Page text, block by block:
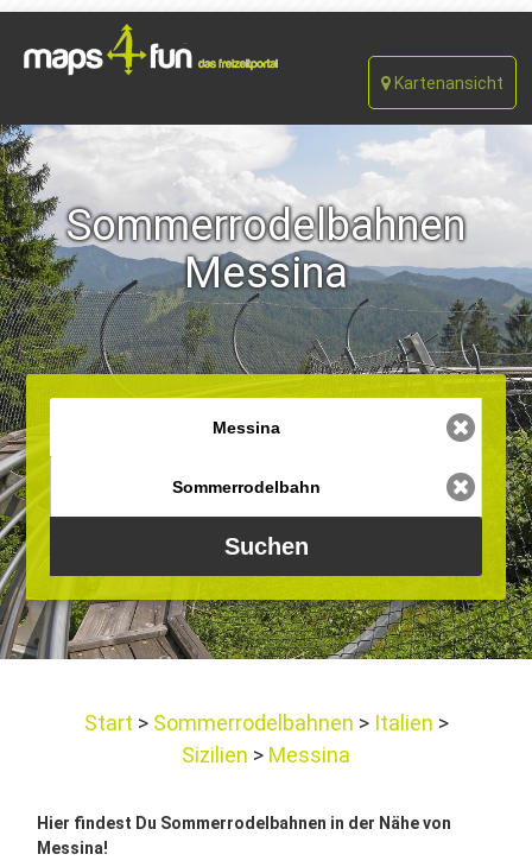
Kartenansicht
Sommerrodelbahnen
Messina
Start Sommerrodelbahnen
Italien
Sizilien
Messina
Hier findest Du Sommerrodelbahnen in der Nähe von
Messina!